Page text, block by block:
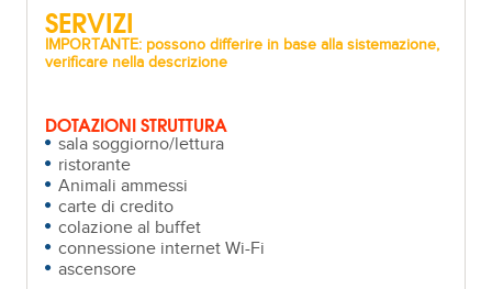
SERVIZI
IMPORTANTE: possono differire in base alla sistemazione,
verificare nella descrizione
DOTAZIONI STRUTTURA
sala soggiorno/lettura
ristorante
Animali ammessi
carte di credito
colazione al buffet
connessione internet Wi-Fi
ascensore